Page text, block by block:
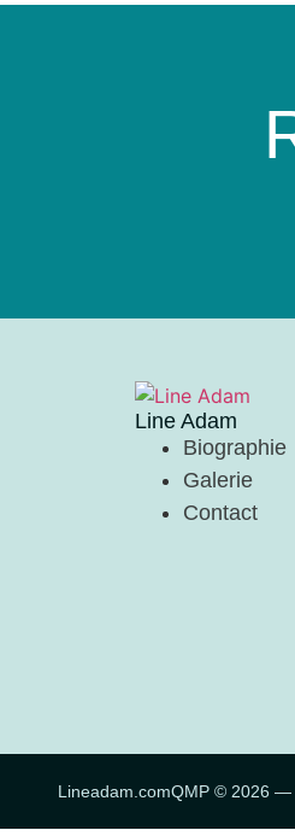
Line Adam
Biographie
Galerie
Contact
Lineadam.comQMP © 2026 —